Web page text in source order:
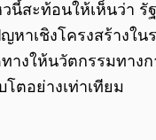
นี้สะท้อนให้เห็นว่า รั
หาเชิงโครงสร้างใน
างให้นวัตกรรมทางก
ตอย่างเท่าเทียม